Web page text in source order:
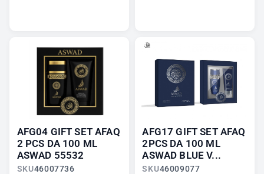
AFG04 GIFT SET AFAQ
2 PCS DA 100 ML
ASWAD 55532
SKU46007736
AFG17 GIFT SET AFAQ
2PCS DA 100 ML
ASWAD BLUE V...
SKU46009077